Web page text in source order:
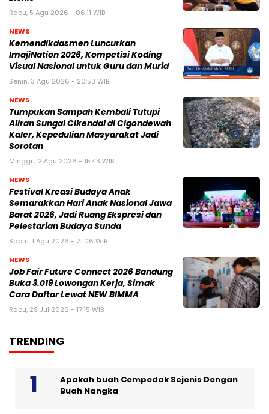
Rabu, 5 Agu 2026 - 06:11 WIB
NEWS
Kemendikdasmen Luncurkan
ImajiNation 2026, Kompetisi Koding
Visual Nasional untuk Guru dan Murid
Senin, 3 Agu 2026 - 20:53 WIB
NEWS
Tumpukan Sampah Kembali Tutupi
Aliran Sungai Cikendal di Cigondewah
Kaler, Kepedulian Masyarakat Jadi
Sorotan
Minggu, 2 Agu 2026 - 15:43 WIB
NEWS
Festival Kreasi Budaya Anak
Semarakkan Hari Anak Nasional Jawa
Barat 2026, Jadi Ruang Ekspresi dan
Pelestarian Budaya Sunda
Sabtu, 1 Agu 2026 - 21:06 WIB
NEWS
Job Fair Future Connect 2026 Bandung
Buka 3.019 Lowongan Kerja, Simak
Cara Daftar Lewat NEW BIMMA
Rabu, 29 Jul 2026 - 17:15 WIB
TRENDING
Apakah buah Cempedak Sejenis Dengan
Buah Nangka